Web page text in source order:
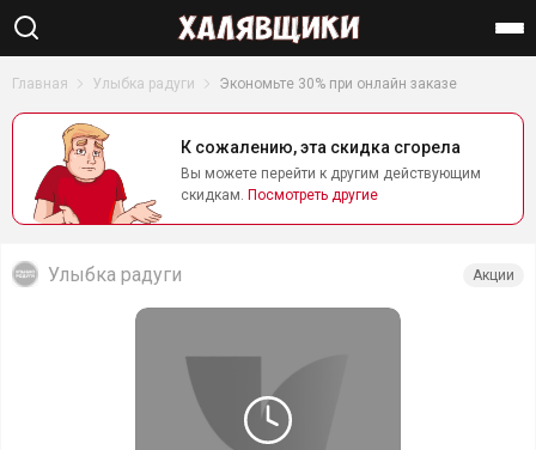
Найти
Главная Улыбка радуги Экономьте 30% при онлайн заказе
К сожалению, эта скидка сгорела
Вы можете перейти к другим действующим
скидкам. Посмотреть другие
Улыбка радуги Акции